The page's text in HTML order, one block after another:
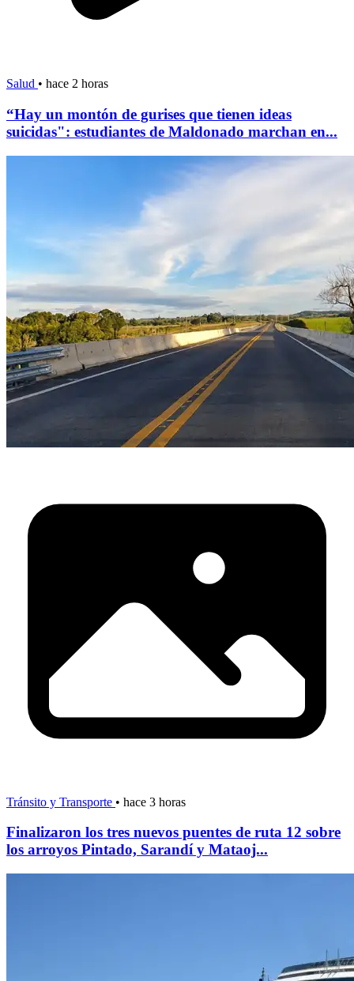
Salud • hace 2 horas
“Hay un montón de gurises que tienen ideas
suicidas": estudiantes de Maldonado marchan en...
Tránsito y Transporte • hace 3 horas
Finalizaron los tres nuevos puentes de ruta 12 sobre
los arroyos Pintado, Sarandí y Mataoj...